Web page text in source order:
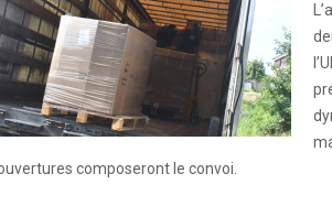
composeront le convoi.